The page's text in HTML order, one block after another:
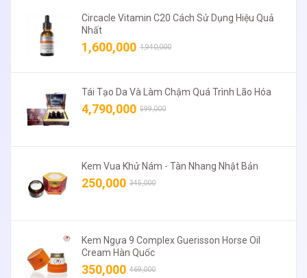
Circacle Vitamin C20 Cách Sử Dụng Hiệu Quả
Nhất
1,600,000 1,940,000
Tái Tạo Da Và Làm Chậm Quá Trình Lão Hóa
4,790,000 599,000
Kem Vua Khử Nám - Tàn Nhang Nhật Bản
250,000 345,000
Kem Ngựa 9 Complex Guerisson Horse Oil
Cream Hàn Quốc
350,000 469,000